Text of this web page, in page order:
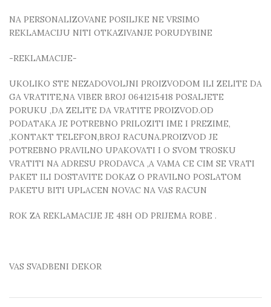
NA PERSONALIZOVANE POSILJKE NE VRSIMO
REKLAMACIJU NITI OTKAZIVANJE PORUDYBINE
-REKLAMACIJE-
UKOLIKO STE NEZADOVOLJNI PROIZVODOM ILI ZELITE DA
GA VRATITE,NA VIBER BROJ 0641215418 POSALJETE
PORUKU ,DA ZELITE DA VRATITE PROIZVOD.OD
PODATAKA JE POTREBNO PRILOZITI IME I PREZIME,
,KONTAKT TELEFON,BROJ RACUNA.PROIZVOD JE
POTREBNO PRAVILNO UPAKOVATI I O SVOM TROSKU
VRATITI NA ADRESU PRODAVCA ,A VAMA CE CIM SE VRATI
PAKET ILI DOSTAVITE DOKAZ O PRAVILNO POSLATOM
PAKETU BITI UPLACEN NOVAC NA VAS RACUN
ROK ZA REKLAMACIJE JE 48H OD PRIJEMA ROBE .
VAS SVADBENI DEKOR